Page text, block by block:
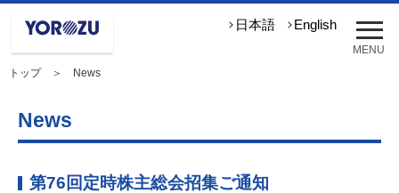
メ
ニ
ュ
MENU
日本語 English
トップ＞ News
News
第76回定時株主総会招集ご通知